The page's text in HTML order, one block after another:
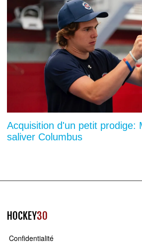
Acquisition d'un petit prodige:
saliver Columbus
HOCKEY30
Confidentialité